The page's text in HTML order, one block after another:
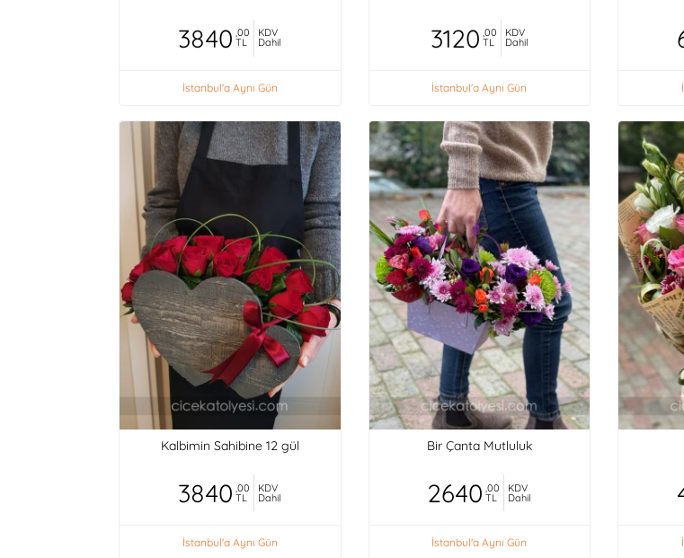
3840 ,00
TL
KDV
Dahil
İstanbul'a Aynı Gün
3120 ,00
TL
KDV
Dahil
İstanbul'a Aynı Gün
Kalbimin Sahibine 12 gül
3840 ,00
TL
KDV
Dahil
İstanbul'a Aynı Gün
Bir Çanta Mutluluk
2640 ,00
TL
KDV
Dahil
İstanbul'a Aynı Gün